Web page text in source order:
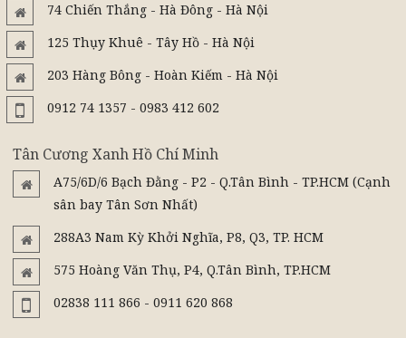
74 Chiến Thắng - Hà Đông - Hà Nội
125 Thụy Khuê - Tây Hồ - Hà Nội
203 Hàng Bông - Hoàn Kiếm - Hà Nội
0912 74 1357 - 0983 412 602
Tân Cương Xanh Hồ Chí Minh
A75/6D/6 Bạch Đằng - P2 - Q.Tân Bình - TP.HCM (Cạnh
sân bay Tân Sơn Nhất)
288A3 Nam Kỳ Khởi Nghĩa, P8, Q3, TP. HCM
575 Hoàng Văn Thụ, P4, Q.Tân Bình, TP.HCM
02838 111 866 - 0911 620 868